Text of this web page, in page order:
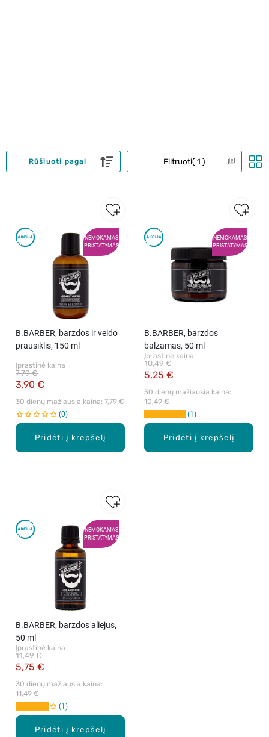
Filtruoti 1
Rūšiuoti pagal
NEMOKAMAS
PRISTATYMAS
Pridėti į krepšelį
B.BARBER, barzdos ir veido
prausiklis, 150 ml
Įprastinė kaina
3,90 €
7,79 €
30 dienų mažiausia kaina: 7,79 €
0
NEMOKAMAS
PRISTATYMAS
Pridėti į krepšelį
B.BARBER, barzdos
balzamas, 50 ml
Įprastinė kaina
5,25 €
10,49 €
30 dienų mažiausia kaina:
10,49 €
1
NEMOKAMAS
PRISTATYMAS
Pridėti į krepšelį
B.BARBER, barzdos aliejus,
50 ml
Įprastinė kaina
5,75 €
11,49 €
30 dienų mažiausia kaina:
11,49 €
1